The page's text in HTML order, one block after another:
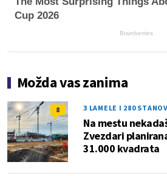
Cup 2026
Brainberries
Možda vas zanima
8 3 LAMELE I 280
Na mestu
Zvezdari
31.000 kvadrata